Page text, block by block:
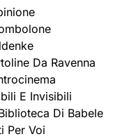
Da Ravenna
E Invisibili
Di Babele
Per Voi